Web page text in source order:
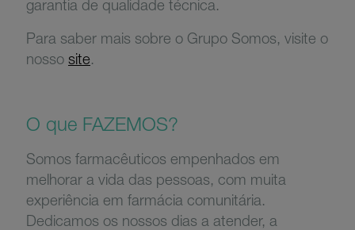
garantia de qualidade técnica.
Para saber mais sobre o Grupo Somos, visite o
nosso site.
O que FAZEMOS?
Somos farmacêuticos empenhados em
melhorar a vida das pessoas, com muita
experiência em farmácia comunitária.
Dedicamos os nossos dias a atender, a